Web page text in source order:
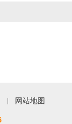
网站地图